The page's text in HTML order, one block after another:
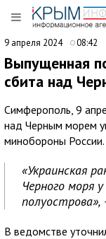
9 апреля 2024 08:42
Выпущенная
сбита над
Симферополь, 9
над Черным морем
минобороны России.
«Украинская
Черного моря
полуострова»,
В ведомстве